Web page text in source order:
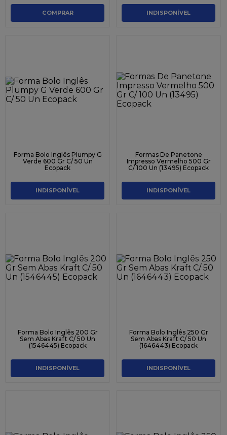
COMPRAR INDISPONÍVEL
Forma Bolo Inglês Plumpy G
Verde 600 Gr C/ 50 Un
Ecopack
INDISPONÍVEL
Formas De Panetone
Impresso Vermelho 500 Gr
C/ 100 Un (13495) Ecopack
INDISPONÍVEL
Forma Bolo Inglês 200 Gr
Sem Abas Kraft C/ 50 Un
(1546445) Ecopack
INDISPONÍVEL
Forma Bolo Inglês 250 Gr
Sem Abas Kraft C/ 50 Un
(1646443) Ecopack
INDISPONÍVEL